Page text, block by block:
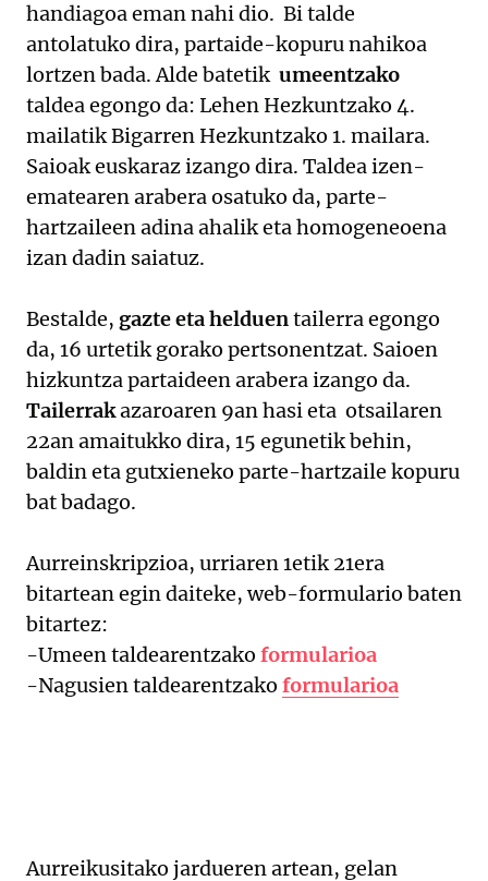
handiagoa eman nahi dio. Bi talde
antolatuko dira, partaide-kopuru nahikoa
lortzen bada. Alde batetik umeentzako
taldea egongo da: Lehen Hezkuntzako 4.
mailatik Bigarren Hezkuntzako 1. mailara.
Saioak euskaraz izango dira. Taldea izen-
ematearen arabera osatuko da, parte-
hartzaileen adina ahalik eta homogeneoena
izan dadin saiatuz.
Bestalde, gazte eta helduentailerra egongo
da, 16 urtetik gorako pertsonentzat. Saioen
hizkuntza partaideen arabera izango da.
Tailerrakazaroaren 9an hasi eta otsailaren
22an amaitukko dira, 15 egunetik behin,
baldin eta gutxieneko parte-hartzaile kopuru
bat badago.
Aurreinskripzioa, urriaren 1etik 21era
bitartean egin daiteke, web-formulario baten
bitartez:
-Umeen taldearentzako formularioa
-Nagusien taldearentzako formularioa
Aurreikusitako jardueren artean, gelan